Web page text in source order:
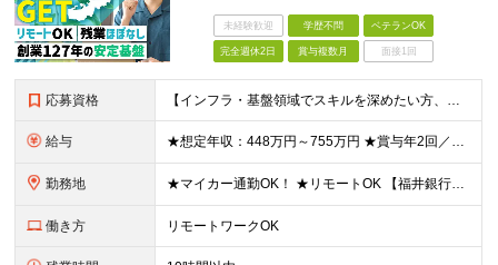
未経験歓迎 学歴不問 ベテランOK
完全週休2日 賞与複数月 面接1回
応募資格 【インフラ・基盤領域でスキルを深めたい方、大歓迎！】 ◆学歴不問 ◆以下いずれかの経験がある方（年数不問） ・OA基盤の構築・運用・保守 ・ネットワーク設計・構築・運用 ・セキュリティ設計・運用・監
給与 ★想定年収：448万円～755万円 ★賞与年2回／前年度実績：4ヶ月分 月給28万～47万2000円＋賞与年2回＋各種手当 ※経験・能力を考慮の上、決定いたします。 ※残業手当は残業時間に応じて別
勤務地 ★マイカー通勤OK！ ★リモートOK 【福井銀行 本店ビル】 福井県福井市順化1-1-1 福井駅前通りの大名町交差点目の前に「人や時間を紡ぐ」事をコンセプトに新たに本店ビルを構えております。 ※
働き方 リモートワークOK